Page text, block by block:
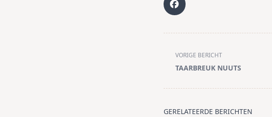
<span
subtitle
screen-
text">Pagina</span>
VORIGE BERICHT
TAARBREUK NUUTS
GERELATEERDE BERICHTEN